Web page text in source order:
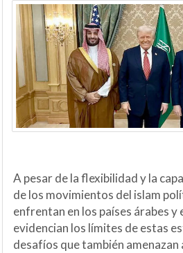
A pesar de la flexibilidad y la
de los movimientos del islam
enfrentan en los países árabes
evidencian los límites de estas
desafíos que también amenazan